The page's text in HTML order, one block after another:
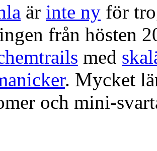
är inte ny för
från hösten
med
. Mycket
och mini-